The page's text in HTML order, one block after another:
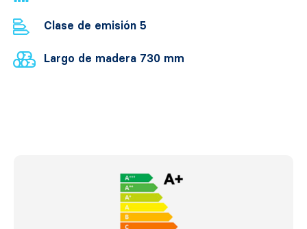
Clase de emisión 5
Largo de madera 730 mm